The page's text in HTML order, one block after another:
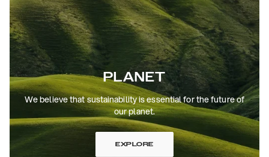
PLANET
We believe that sustainability is essential for the future of
our planet.
EXPLORE